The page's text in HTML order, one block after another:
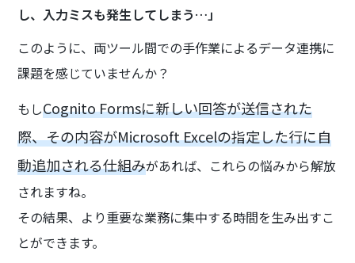
し、入力ミスも発生してしまう…」
このように、両ツール間での手作業によるデータ連携に
課題を感じていませんか？
もしCognito Formsに新しい回答が送信された
際、その内容がMicrosoft Excelの指定した行に自
動追加される仕組みがあれば、これらの悩みから解放
されますね。
その結果、より重要な業務に集中する時間を生み出すこ
とができます。